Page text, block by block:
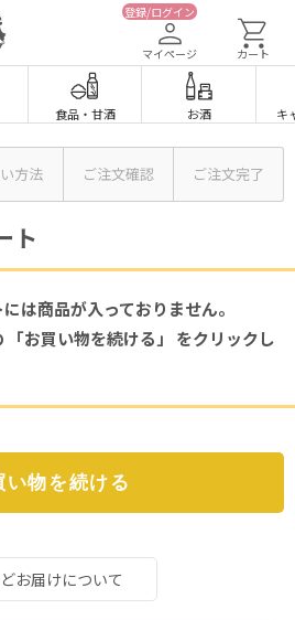
登録/ログイン
マイページ カート
食品・ 甘酒 お酒 キ
方法 ご注文確認 ご注文完了
ト
は商品が入っておりません。
お買い物を続ける」 をクリックし
お届けについて